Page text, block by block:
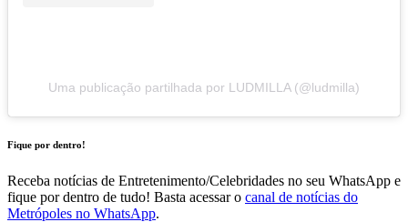
Uma publicação partilhada por LUDMILLA (@ludmilla)
Fique por dentro!
Receba notícias de Entretenimento/Celebridades no seu WhatsApp e
fique por dentro de tudo! Basta acessar o canal de notícias do
Metrópoles no WhatsApp.